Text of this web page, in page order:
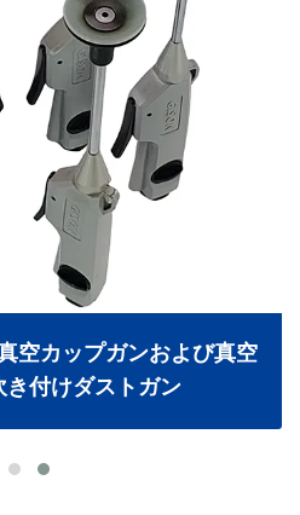
空カップガンおよび真空
き付けダストガン